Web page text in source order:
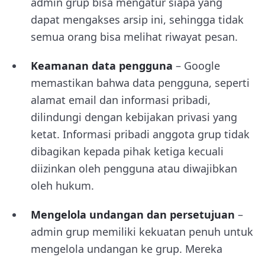
dapat mengakses arsip ini, sehingga tidak
semua orang bisa melihat riwayat pesan.
Keamanan data pengguna – Google
memastikan bahwa data pengguna, seperti
alamat email dan informasi pribadi,
dilindungi dengan kebijakan privasi yang
ketat. Informasi pribadi anggota grup tidak
dibagikan kepada pihak ketiga kecuali
diizinkan oleh pengguna atau diwajibkan
oleh hukum.
Mengelola undangan dan persetujuan –
admin grup memiliki kekuatan penuh untuk
mengelola undangan ke grup. Mereka